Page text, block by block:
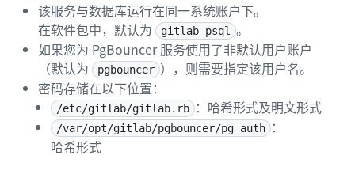
该服务与数据库运行在同一系统账户下。
在软件包中，默认为
gitlab-psql
。
如果您为 PgBouncer 服务使用了非默认用户账户
（默认为
pgbouncer ），则需要指定该用户名。
密码存储在以下位置：
/etc/gitlab/gitlab.rb ：哈希形式及明文形式
/var/opt/gitlab/pgbouncer/pg_auth
：
哈希形式